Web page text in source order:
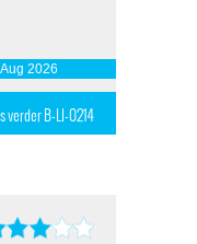
2026
verder B-LI-0214